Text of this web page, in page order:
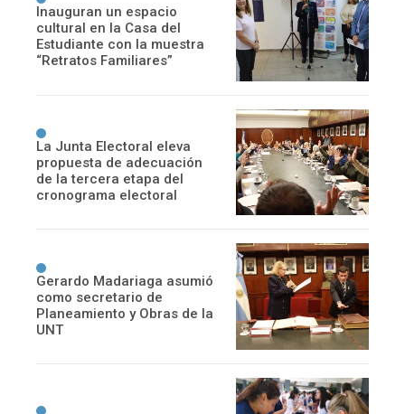
Inauguran un espacio
cultural en la Casa del
Estudiante con la muestra
“Retratos Familiares”
La Junta Electoral eleva
propuesta de adecuación
de la tercera etapa del
cronograma electoral
Gerardo Madariaga asumió
como secretario de
Planeamiento y Obras de la
UNT